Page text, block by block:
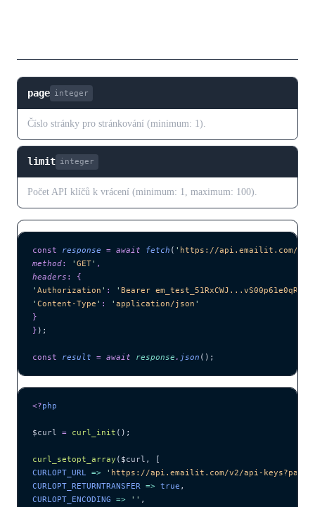
page integer
Číslo stránky pro stránkování (minimum: 1).
limit integer
Počet API klíčů k vrácení (minimum: 1, maximum: 100).
const response = await fetch ( ' https://api.emailit.com/v2/
method: ' GET' ,
headers :
{
' Authorization ' : ' Bearer em_test_51RxCWJ...vS00p61e0qRE
' Content-Type ' : ' application/json '
}
} );
const result = await response . json ();
<?php
$curl = curl_init ();
curl_setopt_array ($curl ,
[
CURLOPT_URL => ' https://api.emailit.com/v2/api-
CURLOPT_RETURNTRANSFER => true ,
CURLOPT_ENCODING => '' ,